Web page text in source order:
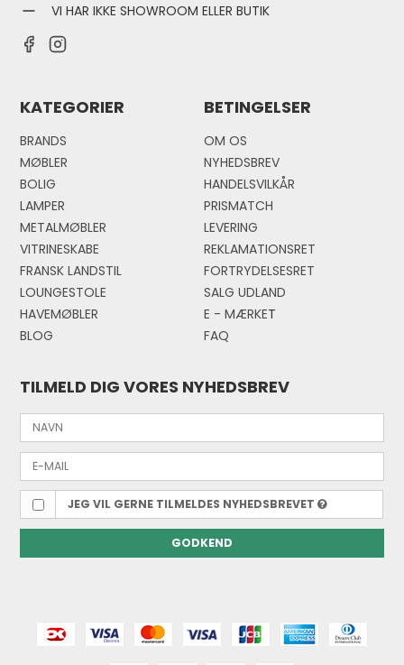
VI HAR IKKE SHOWROOM ELLER BUTIK
KATEGORIER
BRANDS
MØBLER
BOLIG
LAMPER
METALMØBLER
VITRINESKABE
FRANSK LANDSTIL
LOUNGESTOLE
HAVEMØBLER
BLOG
BETINGELSER
OM OS
NYHEDSBREV
HANDELSVILKÅR
PRISMATCH
LEVERING
REKLAMATIONSRET
FORTRYDELSESRET
SALG UDLAND
E - MÆRKET
FAQ
TILMELD DIG VORES NYHEDSBREV
JEG VIL GERNE TILMELDES NYHEDSBREVET
GODKEND